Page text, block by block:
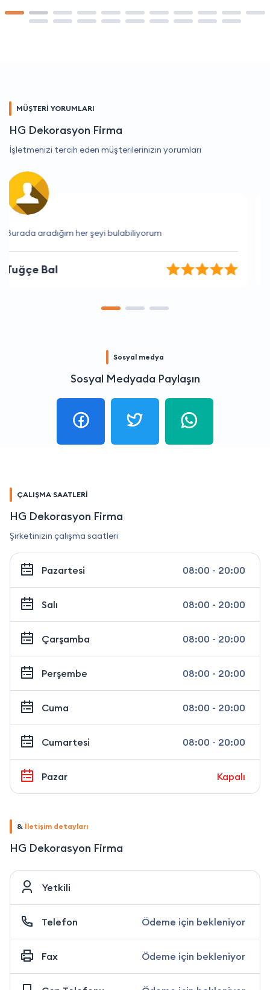
MÜŞTERİ YORUMLARI
HG Dekorasyon Firma
İşletmenizi tercih eden müşterilerinizin yorumları
İhtiyaçlarımı tam olarak karşılayan bir firma.
Okan Altın
Sosyal medya
Sosyal Medyada Paylaşın
ÇALIŞMA SAATLERİ
HG Dekorasyon Firma
Şirketinizin çalışma saatleri
Pazartesi 08:00 - 20:00
Salı 08:00 - 20:00
Çarşamba 08:00 - 20:00
Perşembe 08:00 - 20:00
Cuma 08:00 - 20:00
Cumartesi 08:00 - 20:00
Pazar Kapalı
& İletişim detayları
HG Dekorasyon Firma
Yetkili
Telefon Ödeme için bekleniyor
Fax Ödeme için bekleniyor